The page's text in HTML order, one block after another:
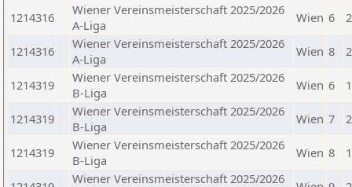
1214316
Wiener Vereinsmeisterschaft 2025/2026
A-Liga
Wien 6
1214316
Wiener Vereinsmeisterschaft 2025/2026
A-Liga
Wien 8
1214319
Wiener Vereinsmeisterschaft 2025/2026
B-Liga
Wien 6
1214319
Wiener Vereinsmeisterschaft 2025/2026
B-Liga
Wien 7
1214319
Wiener Vereinsmeisterschaft 2025/2026
B-Liga
Wien 8
Wiener Vereinsmeisterschaft 2025/2026